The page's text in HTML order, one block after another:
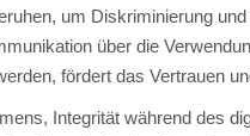
um Diskriminierung
über die
fördert das Vertrauen
Integrität während des